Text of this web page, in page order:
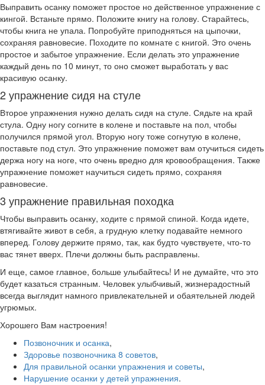
Выправить осанку поможет простое но действенное упражнение с
кингой. Встаньте прямо. Положите книгу на голову. Старайтесь,
чтобы книга не упала. Попробуйте приподняться на цыпочки,
сохраняя равновесие. Походите по комнате с книгой. Это очень
простое и забытое упражнение. Если делать это упражнение
каждый день по 10 минут, то оно сможет выработать у вас
красивую осанку.
2 упражнение сидя на стуле
Второе упражнения нужно делать сидя на стуле. Сядьте на край
стула. Одну ногу согните в колене и поставьте на пол, чтобы
получился прямой угол. Вторую ногу тоже согнутую в колене,
поставьте под стул. Это упражнение поможет вам отучиться сидеть
держа ногу на ноге, что очень вредно для кровообращения. Также
упражнение поможет научиться сидеть прямо, сохраняя
равновесие.
3 упражнение правильная походка
Чтобы выправить осанку, ходите с прямой спиной. Когда идете,
втягивайте живот в себя, а грудную клетку подавайте немного
вперед. Голову держите прямо, так, как будто чувствуете, что-то
вас тянет вверх. Плечи должны быть расправлены.
И еще, самое главное, больше улыбайтесь! И не думайте, что это
будет казаться странным. Человек улыбчивый, жизнерадостный
всегда выглядит намного привлекательней и обаятельней людей
угрюмых.
Хорошего Вам настроения!
Позвоночник и осанка,
Здоровье позвоночника 8 советов,
Для правильной осанки упражнения и советы,
Нарушение осанки у детей упражнения.